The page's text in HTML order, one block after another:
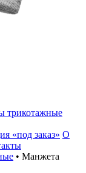
трикотажные
«под заказ» О
• Манжета